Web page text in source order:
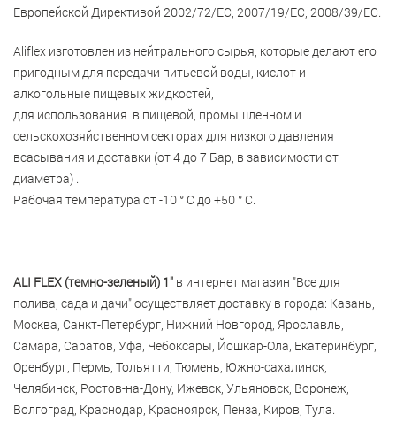
Европейской Директивой 2002/72/ЕС, 2007/19/EC, 2008/39/EC.
Aliflex изготовлен из нейтрального сырья, которые делают его
пригодным для передачи питьевой воды, кислот и
алкогольные пищевых жидкостей,
для использования в пищевой, промышленном и
сельскохозяйственном секторах для низкого давления
всасывания и доставки (от 4 до 7 Бар, в зависимости от
диаметра) .
Рабочая температура от -10 ° C до +50 ° C.
ALI FLEX (темно-зеленый) 1" в интернет магазин "Все для
полива, сада и дачи" осуществляет доставку в города: Казань,
Москва, Санкт-Петербург, Нижний Новгород, Ярославль,
Самара, Саратов, Уфа, Чебоксары, Йошкар-Ола, Екатеринбург,
Оренбург, Пермь, Тольятти, Тюмень, Южно-сахалинск,
Челябинск, Ростов-на-Дону, Ижевск, Ульяновск, Воронеж,
Волгоград, Краснодар, Красноярск, Пенза, Киров, Тула.